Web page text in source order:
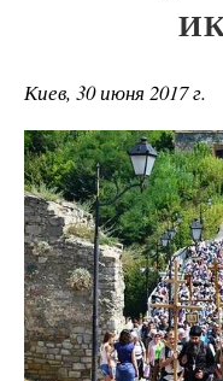
Киев, 30 июня 2017 г.